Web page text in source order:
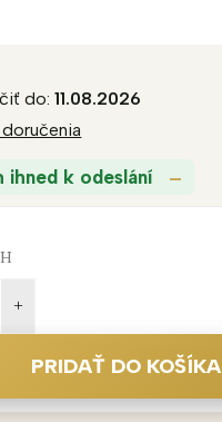
ihned k odeslání
do: 11.08.2026
PRIDAŤ DO KOŠÍKA